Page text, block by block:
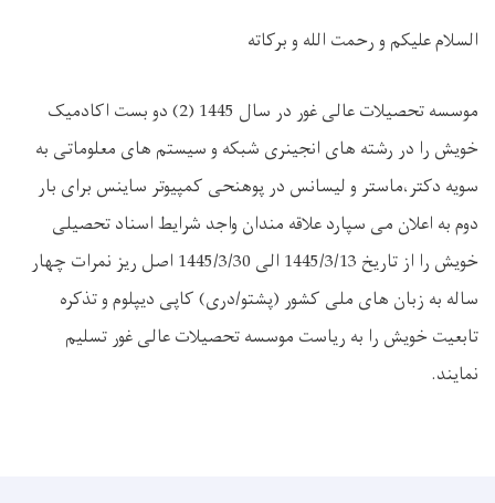
السلام علیکم و رحمت الله و برکاته
موسسه تحصیلات عالی غور در سال 1445 (2) دو بست اکادمیک
خویش را در رشته های انجینری شبکه و سیستم های معلوماتی به
سویه دکتر،ماستر و لیسانس در پوهنحی کمپیوتر ساینس برای بار
دوم به اعلان می سپارد علاقه مندان واجد شرایط اسناد تحصیلی
خویش را از تاریخ 1445/3/13 الی 1445/3/30 اصل ریز نمرات چهار
ساله به زبان های ملی کشور (پشتو/دری) کاپی دیپلوم و تذکره
تابعیت خویش را به ریاست موسسه تحصیلات عالی غور تسلیم
نمایند.